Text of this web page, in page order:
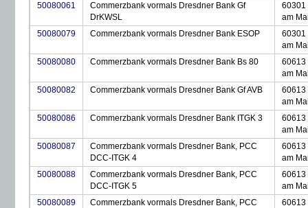
50080061
Commerzbank vormals Dresdner Bank Gf
DrKWSL
60301
am
50080079
Commerzbank vormals Dresdner Bank ESOP
60301
am
50080080
Commerzbank vormals Dresdner Bank Bs 80
60613
am
50080082
Commerzbank vormals Dresdner Bank Gf AVB
60613
am
50080086
Commerzbank vormals Dresdner Bank ITGK 3
60613
am
50080087
Commerzbank vormals Dresdner Bank, PCC
DCC-ITGK 4
60613
am
50080088
Commerzbank vormals Dresdner Bank, PCC
DCC-ITGK 5
60613
am
50080089
Commerzbank vormals Dresdner Bank, PCC
60613